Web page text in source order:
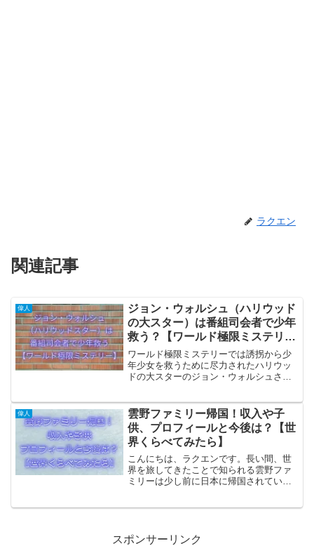
ラクエン
関連記事
偉人
ジョン・ウォルシュ（ハリウッド
の大スター）は番組司会者で少年
救う？【ワールド極限ミステリ
ー】
ワールド極限ミステリーでは誘拐から少
年少女を救うために尽力されたハリウッ
ドの大スターのジョン・ウォルシュさん
ような活動が少年を救うのかについて確
認していきます。
偉人
雲野ファミリー帰国！収入や子
供、プロフィールと今後は？【世
界くらべてみたら】
こんにちは、ラクエンです。長い間、世
界を旅してきたことで知られる雲野ファ
ミリーは少し前に日本に帰国されていた
スポンサーリンク